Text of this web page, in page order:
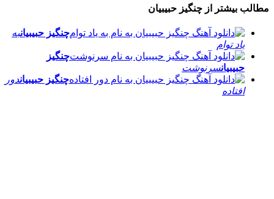
مطالب بیشتر از چنگیز حبیبیان
چنگیز حبیبیانبه
یاد توام
چنگیز
حبیبیانسرنوشت
چنگیز حبیبیاندور
افتاده